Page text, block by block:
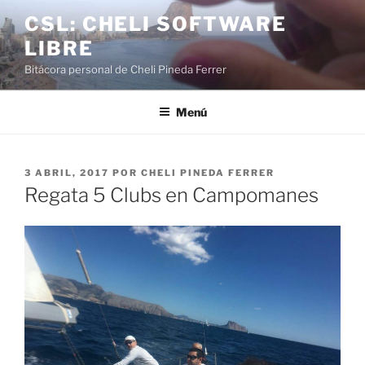
al
contenido
CSL: CHELI SOFTWARE
LIBRE
Bitácora personal de Cheli Pineda Ferrer
Menú
PUBLICADO
EL
3 ABRIL, 2017 POR CHELI PINEDA FERRER
Regata 5 Clubs en Campomanes